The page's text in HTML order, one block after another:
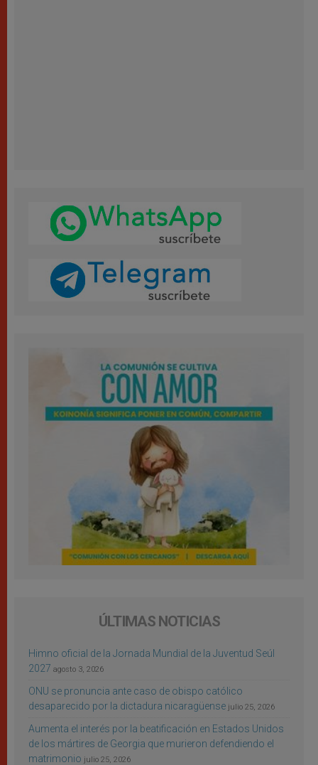
ÚLTIMAS NOTICIAS
Himno oficial de la Jornada Mundial de la Juventud Seúl
2027 agosto 3, 2026
ONU se pronuncia ante caso de obispo católico
desaparecido por la dictadura nicaragüense julio 25, 2026
Aumenta el interés por la beatificación en Estados Unidos
de los mártires de Georgia que murieron defendiendo el
matrimonio julio 25, 2026